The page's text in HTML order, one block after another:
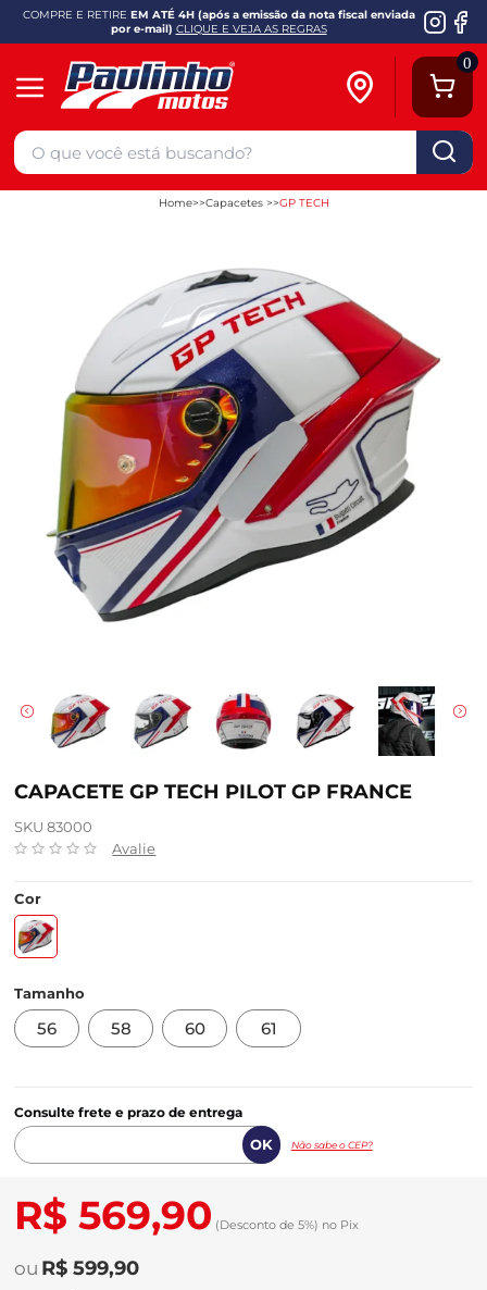
COMPRE E RETIRE EM ATÉ 4H (após a emissão da nota fiscal enviada
por e-mail) CLIQUE E VEJA AS REGRAS
0
Home Capacetes GP TECH
CAPACETE GP TECH PILOT GP FRANCE
SKU 83000
Avalie
Cor
Tamanho
56 58 60 61
Consulte frete e prazo de entrega
Não sabe o CEP?
R$ 569,90 (Desconto de 5%) no Pix
R$ 599,90